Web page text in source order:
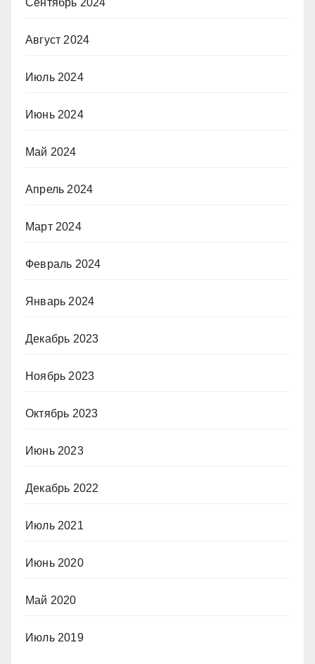
Сентябрь 2024
Август 2024
Июль 2024
Июнь 2024
Май 2024
Апрель 2024
Март 2024
Февраль 2024
Январь 2024
Декабрь 2023
Ноябрь 2023
Октябрь 2023
Июнь 2023
Декабрь 2022
Июль 2021
Июнь 2020
Май 2020
Июль 2019